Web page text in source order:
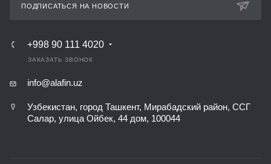
ПОДПИСАТЬСЯ НА НОВОСТИ
+998 90 111 4020
ЗАКАЗАТЬ ЗВОНОК
info@alafin.uz
Узбекистан, город Ташкент, Мирабадский район, ССГ
Салар, улица Ойбек, 44 дом, 100044